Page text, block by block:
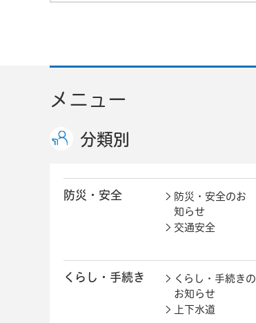
メニュー
分類別
防災・安全
防災・安全のお
知らせ
交通安全
くらし・手続き
くらし・手続きの
お知らせ
上下水道